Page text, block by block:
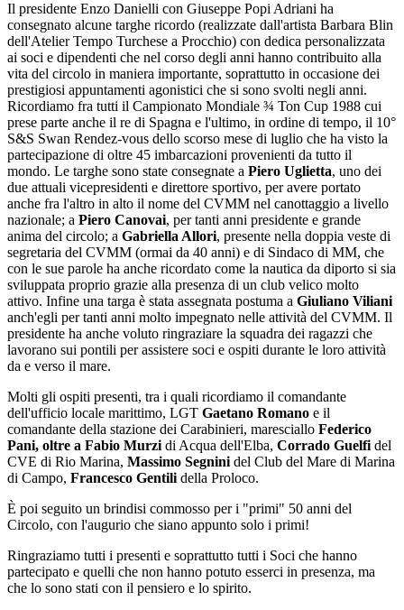
Il presidente Enzo Danielli con Giuseppe Popi Adriani ha
consegnato alcune targhe ricordo (realizzate dall'artista Barbara Blin
dell'Atelier Tempo Turchese a Procchio) con dedica personalizzata
ai soci e dipendenti che nel corso degli anni hanno contribuito alla
vita del circolo in maniera importante, soprattutto in occasione dei
prestigiosi appuntamenti agonistici che si sono svolti negli anni.
Ricordiamo fra tutti il Campionato Mondiale ¾ Ton Cup 1988 cui
prese parte anche il re di Spagna e l'ultimo, in ordine di tempo, il 10°
S&S Swan Rendez-vous dello scorso mese di luglio che ha visto la
partecipazione di oltre 45 imbarcazioni provenienti da tutto il
mondo. Le targhe sono state consegnate a Piero Uglietta, uno dei
due attuali vicepresidenti e direttore sportivo, per avere portato
anche fra l'altro in alto il nome del CVMM nel canottaggio a livello
nazionale; a Piero Canovai, per tanti anni presidente e grande
anima del circolo; a Gabriella Allori, presente nella doppia veste di
segretaria del CVMM (ormai da 40 anni) e di Sindaco di MM, che
con le sue parole ha anche ricordato come la nautica da diporto si sia
sviluppata proprio grazie alla presenza di un club velico molto
attivo. Infine una targa è stata assegnata postuma a Giuliano Viliani
anch'egli per tanti anni molto impegnato nelle attività del CVMM. Il
presidente ha anche voluto ringraziare la squadra dei ragazzi che
lavorano sui pontili per assistere soci e ospiti durante le loro attività
da e verso il mare.
Molti gli ospiti presenti, tra i quali ricordiamo il comandante
dell'ufficio locale marittimo, LGT Gaetano Romano e il
comandante della stazione dei Carabinieri, maresciallo Federico
Pani, oltre a Fabio Murzi di Acqua dell'Elba, Corrado Guelfi del
CVE di Rio Marina, Massimo Segnini del Club del Mare di Marina
di Campo, Francesco Gentili della Proloco.
È poi seguito un brindisi commosso per i "primi" 50 anni del
Circolo, con l'augurio che siano appunto solo i primi!
Ringraziamo tutti i presenti e soprattutto tutti i Soci che hanno
partecipato e quelli che non hanno potuto esserci in presenza, ma
che lo sono stati con il pensiero e lo spirito.